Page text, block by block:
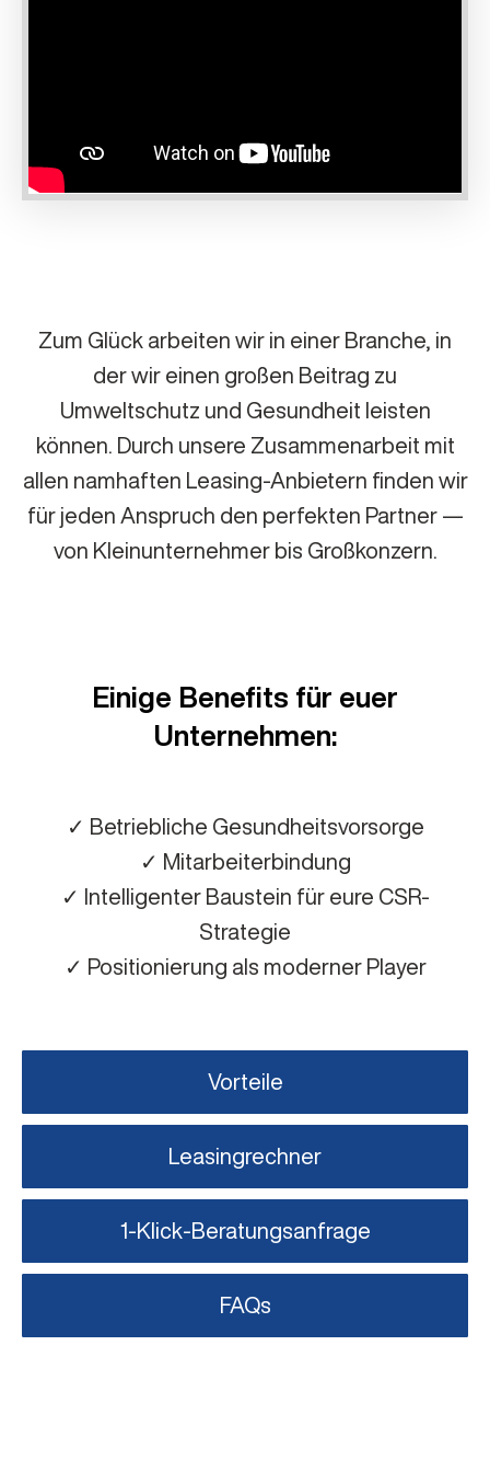
Zum Glück arbeiten wir in einer Branche, in
der wir einen großen Beitrag zu
Umweltschutz und Gesundheit leisten
können. Durch unsere Zusammenarbeit mit
allen namhaften Leasing-Anbietern finden wir
für jeden Anspruch den perfekten Partner —
von Kleinunternehmer bis Großkonzern.
Einige Benefits für euer
Unternehmen:
✓ Betriebliche Gesundheitsvorsorge
✓ Mitarbeiterbindung
✓ Intelligenter Baustein für eure CSR-
Strategie
✓ Positionierung als moderner Player
Vorteile
Leasingrechner
1-Klick-Beratungsanfrage
FAQs